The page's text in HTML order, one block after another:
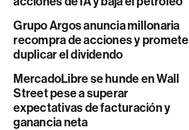
Grupo Argos anuncia millonaria
recompra de acciones y promete
duplicar el dividendo
MercadoLibre se hunde en Wall
Street pese a superar
expectativas de facturación y
ganancia neta